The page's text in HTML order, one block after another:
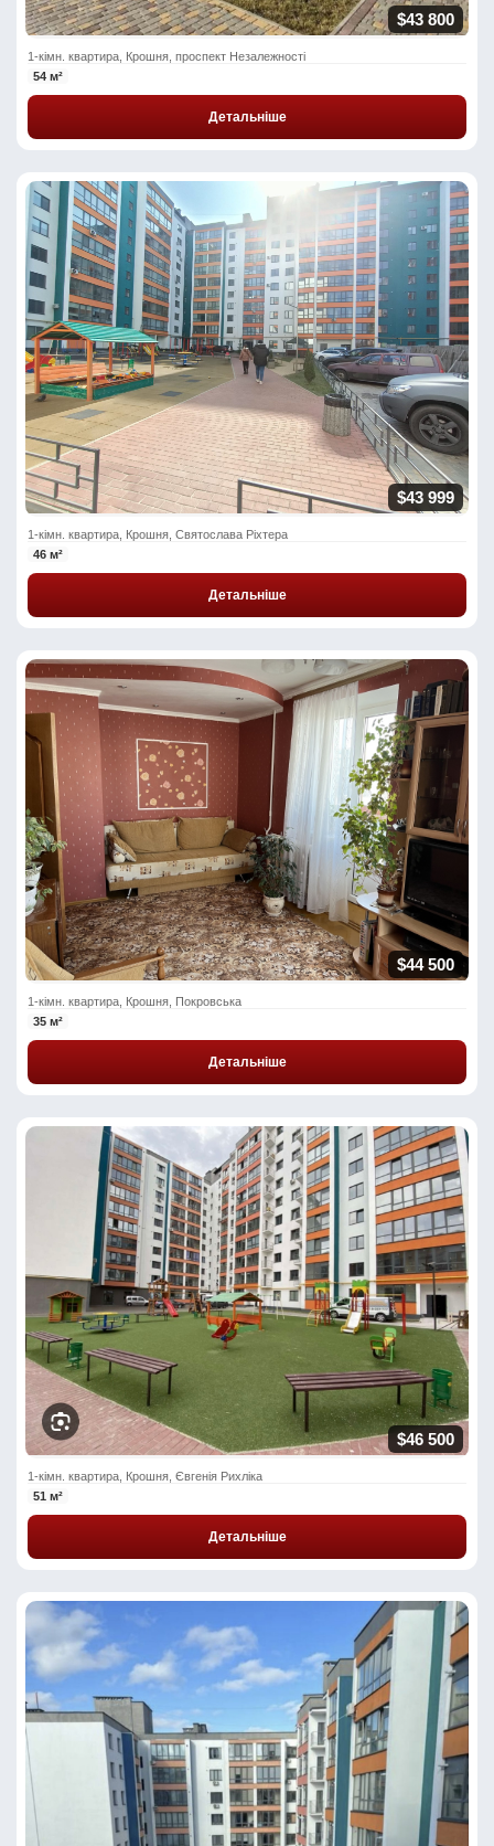
$43 800
1-кімн. квартира, Крошня, проспект Незалежності
54 м²
Детальніше
$43 999
1-кімн. квартира, Крошня, Святослава Ріхтера
46 м²
Детальніше
$44 500
1-кімн. квартира, Крошня, Покровська
35 м²
Детальніше
$46 500
1-кімн. квартира, Крошня, Євгенія Рихліка
51 м²
Детальніше